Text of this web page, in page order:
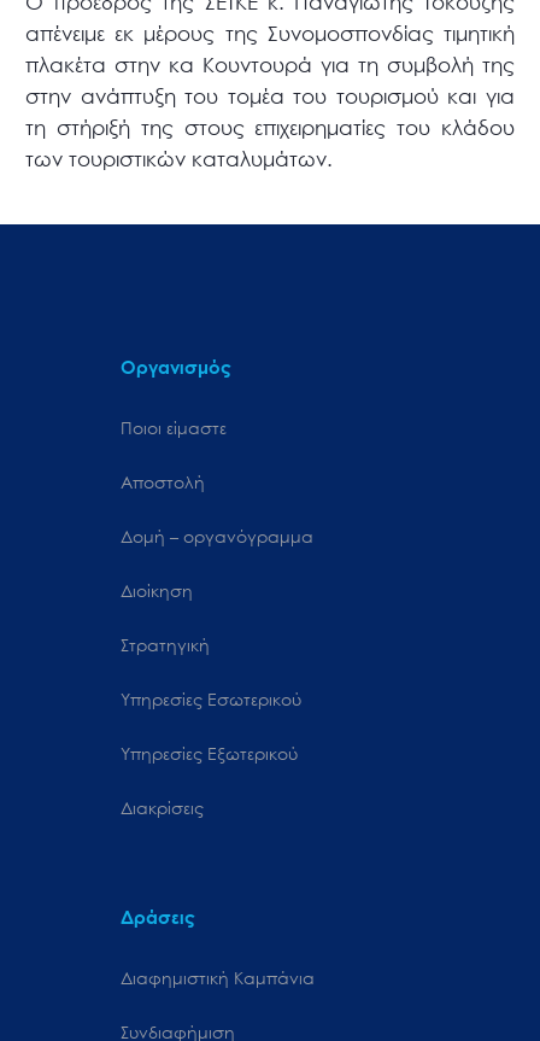
απένειμε εκ μέρους της Συνομοσπονδίας τιμητική
πλακέτα στην κα Κουντουρά για τη συμβολή της
στην ανάπτυξη του τομέα του τουρισμού και για
τη στήριξή της στους επιχειρηματίες του κλάδου
των τουριστικών καταλυμάτων.
Οργανισμός
Ποιοι είμαστε
Αποστολή
Δομή – οργανόγραμμα
Διοίκηση
Στρατηγική
Υπηρεσίες Εσωτερικού
Υπηρεσίες Εξωτερικού
Διακρίσεις
Δράσεις
Διαφημιστική Καμπάνια
Συνδιαφήμιση